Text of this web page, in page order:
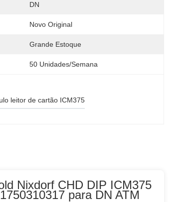
DN
Novo Original
Grande Estoque
50 Unidades/semana
leitor de cartão ICM375
Nixdorf CHD DIP ICM375
para DN ATM